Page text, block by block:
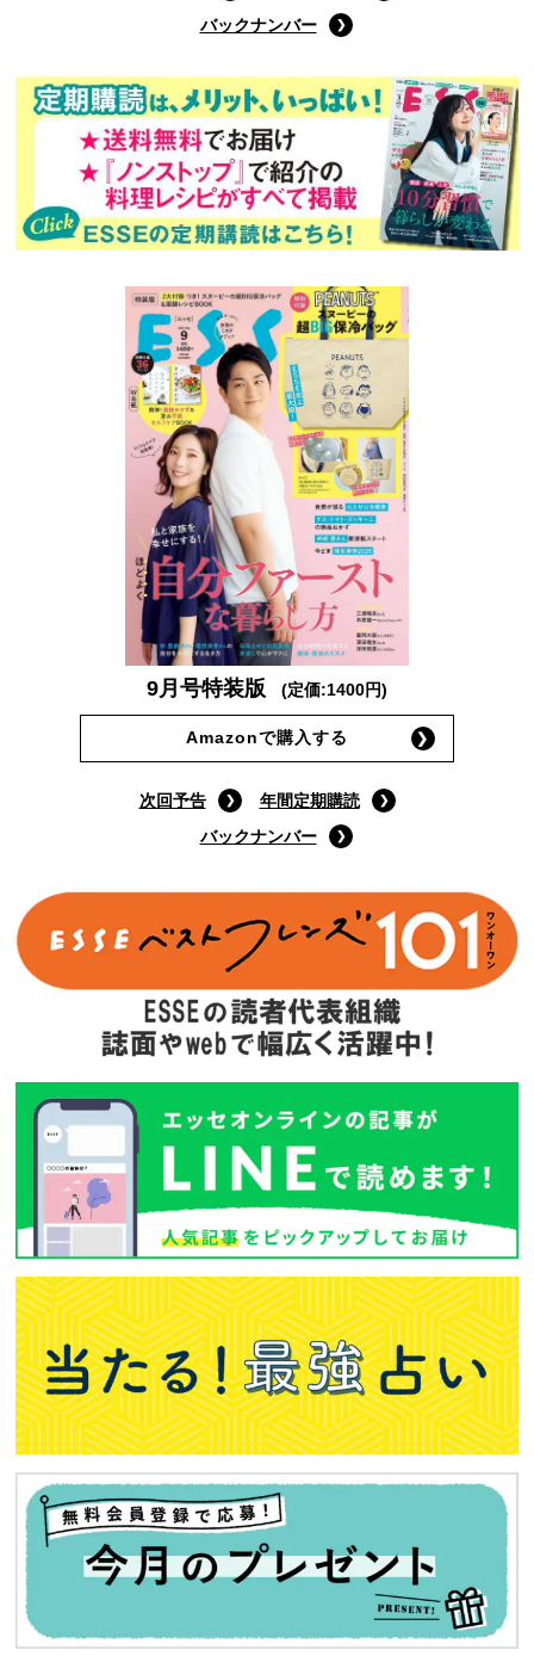
バックナンバー
9月号特装版 (定価:1400円)
Amazonで購入する
次回予告
年間定期購読
バックナンバー